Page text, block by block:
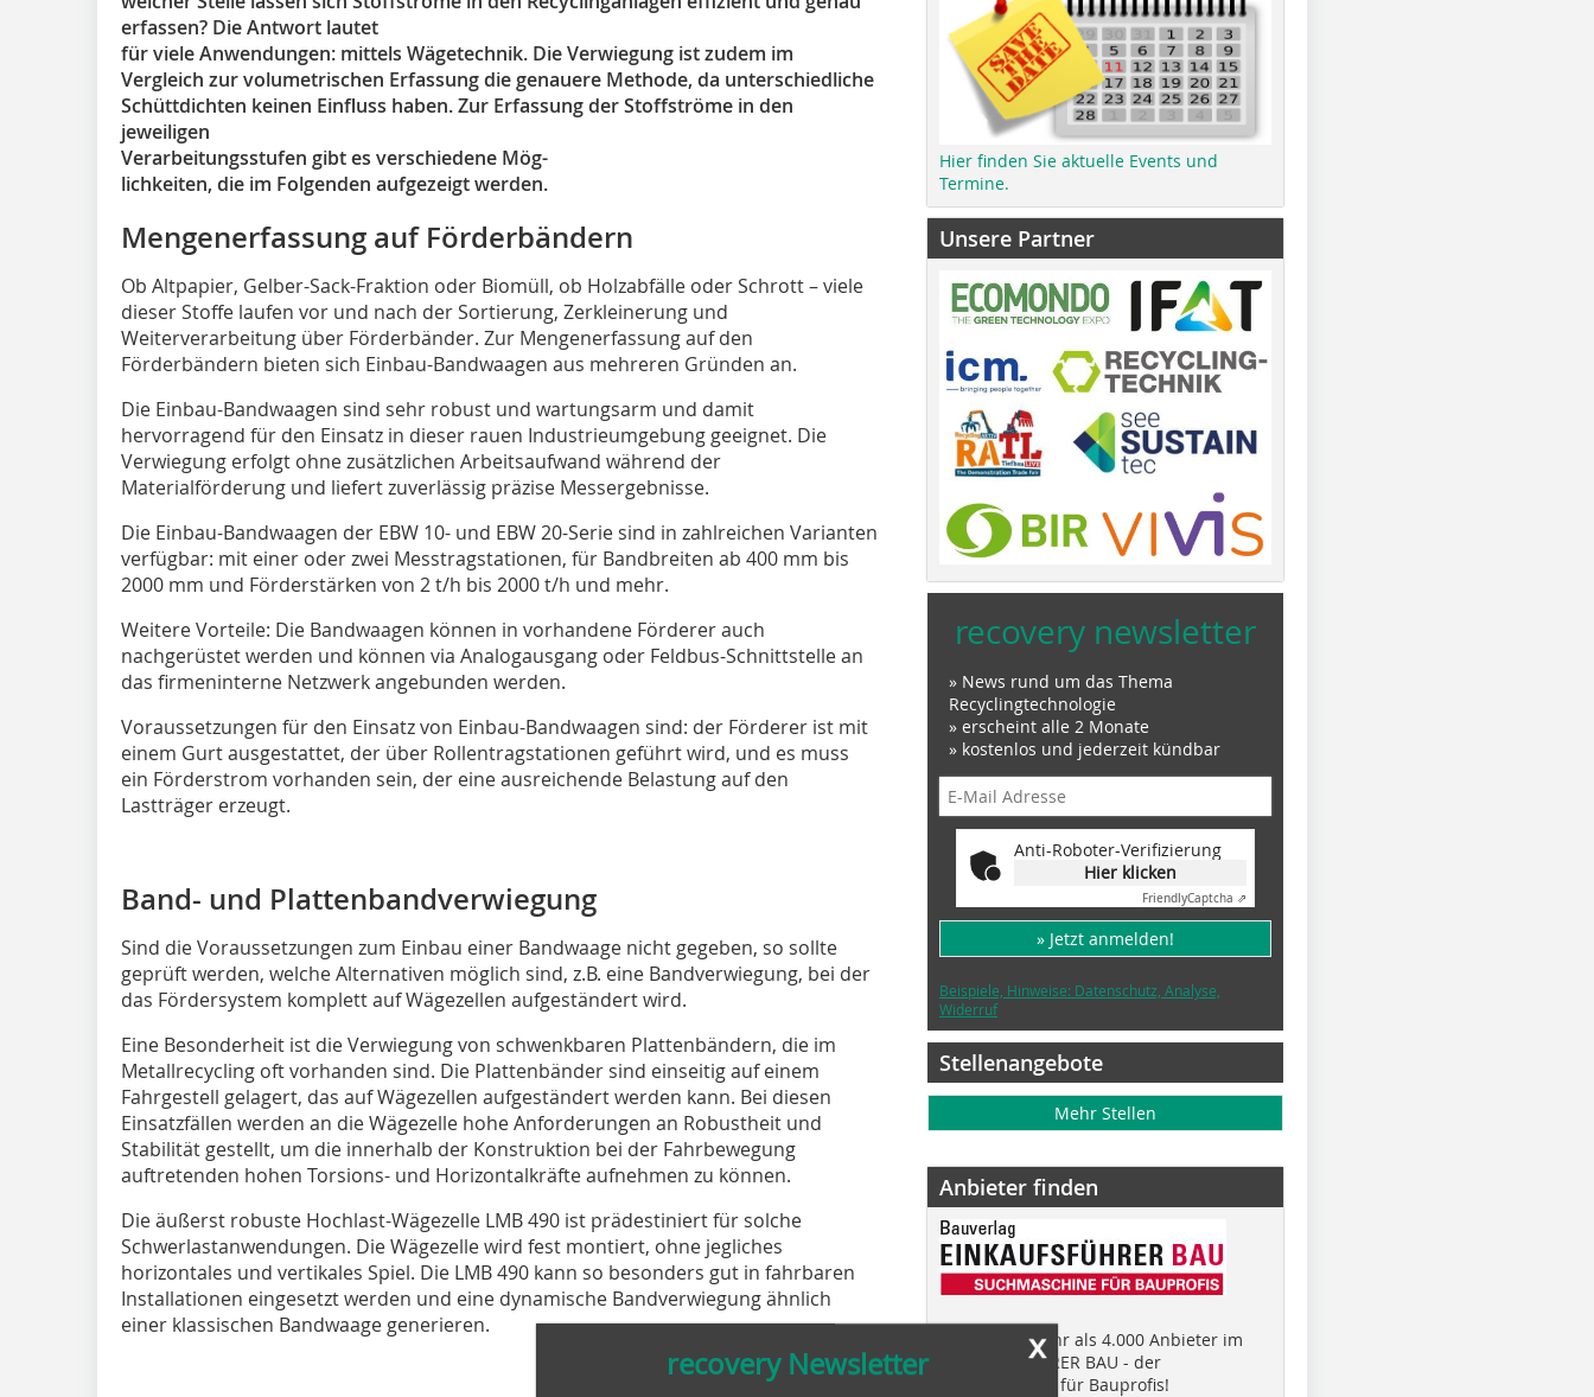
erfassen? Die Antwort lautet
für viele Anwendungen: mittels Wägetechnik. Die Verwiegung ist zudem im
Vergleich zur volumetrischen Erfassung die genauere Methode, da unterschiedliche
Schüttdichten keinen Einfluss haben. Zur Erfassung der Stoffströme in den
jeweiligen
Verarbeitungsstufen gibt es verschiedene Mög-
lichkeiten, die im Folgenden aufgezeigt werden.
Mengenerfassung auf Förderbändern
Ob Altpapier, Gelber-Sack-Fraktion oder Biomüll, ob Holzabfälle oder Schrott – viele
dieser Stoffe laufen vor und nach der Sortierung, Zerkleinerung und
Weiterverarbeitung über Förderbänder. Zur Mengenerfassung auf den
Förderbändern bieten sich Einbau-Bandwaagen aus mehreren Gründen an.
Die Einbau-Bandwaagen sind sehr robust und wartungsarm und damit
hervorragend für den Einsatz in dieser rauen Industrieumgebung geeignet. Die
Verwiegung erfolgt ohne zusätzlichen Arbeitsaufwand während der
Materialförderung und liefert zuverlässig präzise Messergebnisse.
Die Einbau-Bandwaagen der EBW 10- und EBW 20-Serie sind in zahlreichen Varianten
verfügbar: mit einer oder zwei Messtragstationen, für Bandbreiten ab 400 mm bis
2000 mm und Förderstärken von 2 t/h bis 2000 t/h und mehr.
Weitere Vorteile: Die Bandwaagen können in vorhandene Förderer auch
nachgerüstet werden und können via Analogausgang oder Feldbus-Schnittstelle an
das firmeninterne Netzwerk angebunden werden.
Voraussetzungen für den Einsatz von Einbau-Bandwaagen sind: der Förderer ist mit
einem Gurt ausgestattet, der über Rollentragstationen geführt wird, und es muss
ein Förderstrom vorhanden sein, der eine ausreichende Belastung auf den
Lastträger erzeugt.
Band- und Plattenbandverwiegung
Sind die Voraussetzungen zum Einbau einer Bandwaage nicht gegeben, so sollte
geprüft werden, welche Alternativen möglich sind, z.B. eine Bandverwiegung, bei der
das Fördersystem komplett auf Wägezellen aufgeständert wird.
Eine Besonderheit ist die Verwiegung von schwenkbaren Plattenbändern, die im
Metallrecycling oft vorhanden sind. Die Plattenbänder sind einseitig auf einem
Fahrgestell gelagert, das auf Wägezellen aufgeständert werden kann. Bei diesen
Einsatzfällen werden an die Wägezelle hohe Anforderungen an Robustheit und
Stabilität gestellt, um die innerhalb der Konstruktion bei der Fahrbewegung
auftretenden hohen Torsions- und Horizontalkräfte aufnehmen zu können.
Die äußerst robuste Hochlast-Wägezelle LMB 490 ist prädestiniert für solche
Schwerlastanwendungen. Die Wägezelle wird fest montiert, ohne jegliches
horizontales und vertikales Spiel. Die LMB 490 kann so besonders gut in fahrbaren
Installationen eingesetzt werden und eine dynamische Bandverwiegung ähnlich
einer klassischen Bandwaage generieren.
x
recovery Newsletter
Hier finden Sie aktuelle Events und
Termine.
Unsere Partner
recovery newsletter
» News rund um das Thema
Recyclingtechnologie
» erscheint alle 2 Monate
» kostenlos und jederzeit kündbar
Anti-Roboter-Verifizierung
Hier klicken
FriendlyCaptcha ⇗
» Jetzt anmelden!
Beispiele, Hinweise: Datenschutz, Analyse,
Widerruf
Stellenangebote
Mehr Stellen
Anbieter finden
Finden Sie mehr als 4.000 Anbieter im
EINKAUFSFÜHRER BAU - der
Suchmaschine für Bauprofis!